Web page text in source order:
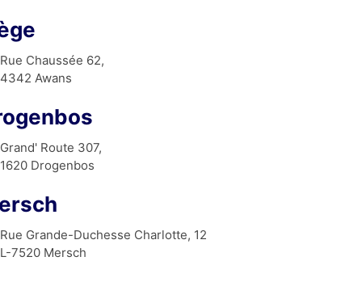
Rue Chaussée 62,
4342 Awans
Grand' Route 307,
1620 Drogenbos
Rue Grande-Duchesse Charlotte, 12
L-7520 Mersch